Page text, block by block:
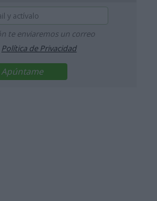
te enviaremos un correo
Política de Privacidad